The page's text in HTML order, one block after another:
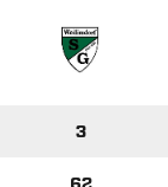
3
62